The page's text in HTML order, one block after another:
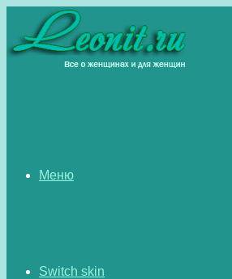
Меню
Switch skin